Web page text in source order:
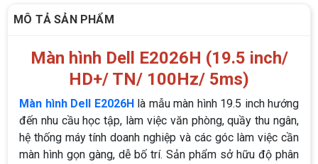
MÔ TẢ SẢN PHẨM
Màn hình Dell E2026H (19.5 inch/
HD+/ TN/ 100Hz/ 5ms)
Màn hình Dell E2026H là mẫu màn hình 19.5 inch hướng
đến nhu cầu học tập, làm việc văn phòng, quầy thu ngân,
hệ thống máy tính doanh nghiệp và các góc làm việc cần
màn hình gọn gàng, dễ bố trí. Sản phẩm sở hữu độ phân